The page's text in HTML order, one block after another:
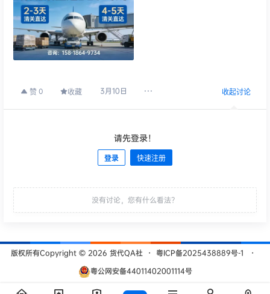
赞 0 收藏 3月10日 收起讨论
请先登录！
登录 快速注册
没有讨论，您有什么看法？
版权所有Copyright © 2026 货代QA社 ・ 粤ICP备2025438889号-1
・
粤公网安备44011402001114号
查询 209 次，耗时 0.5261 秒